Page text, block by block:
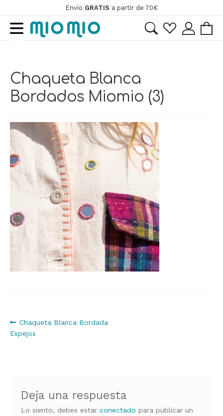
Envío GRATIS a partir de 70€
Ir
a
Ir
al
Chaqueta Blanca
Bordados Miomio (3)
Navegación
de
Anterior:
Chaqueta Blanca Bordada
Espejos
Deja una respuesta
Lo siento, debes estarconectado para publicar un